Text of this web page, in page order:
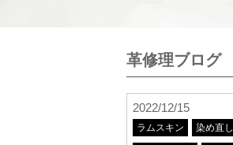
革修理ブログ
2022/12/15
ラムスキン 染め直し